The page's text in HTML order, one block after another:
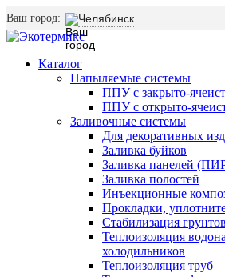
Ваш город: Челябинск
Каталог
Напыляемые системы
ППУ с закрыто-
ППУ с открыто-
Заливочные системы
Для декоративных
Заливка буйков
Заливка панелей
Заливка полостей
Инъекционные
Прокладки,
Стабилизация грунтов
Теплоизоляция
холодильников
Теплоизоляция труб